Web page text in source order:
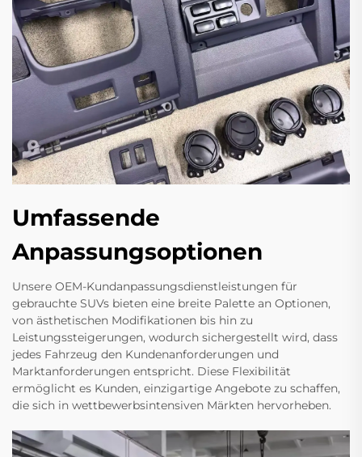
Umfassende
Anpassungsoptionen
Unsere OEM-Kundanpassungsdienstleistungen für
gebrauchte SUVs bieten eine breite Palette an Optionen,
von ästhetischen Modifikationen bis hin zu
Leistungssteigerungen, wodurch sichergestellt wird, dass
jedes Fahrzeug den Kundenanforderungen und
Marktanforderungen entspricht. Diese Flexibilität
ermöglicht es Kunden, einzigartige Angebote zu schaffen,
die sich in wettbewerbsintensiven Märkten hervorheben.